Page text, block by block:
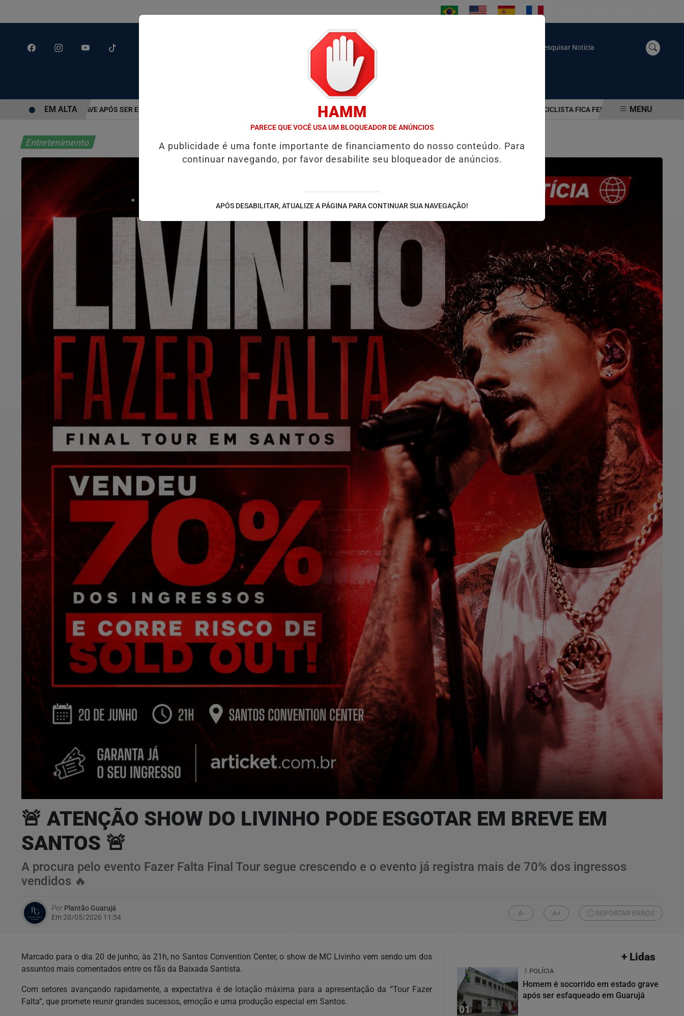
Pesquisar Notícia
NOTÍCIAS / BAIXE AGORA
EM ESTADO GRAVE APÓS SER ESFAQUEADO EM GUARUJÁ HACKER DE GUARUJÁ INVADE TELÕES E EXIBE VÍDEOS PORNOGRÁFICOS NO CEARÁ MOTOCICLISTA FICA FERIDA APÓS SER ATINGIDA
EM ALTA MENU
Entretenimento
🚨 ATENÇÃO SHOW DO LIVINHO PODE ESGOTAR EM BREVE EM
SANTOS 🚨
A procura pelo evento Fazer Falta Final Tour segue crescendo e o evento já registra mais de 70% dos ingressos
vendidos 🔥
Por Plantão Guarujá
Em 20/05/2026 11:54
A- A+ REPORTAR ERROS
Marcado para o dia 20 de junho, às 21h, no Santos Convention Center, o show de MC Livinho vem sendo um dos
assuntos mais comentados entre os fãs da Baixada Santista.
Com setores avançando rapidamente, a expectativa é de lotação máxima para a apresentação da “Tour Fazer
Falta”, que promete reunir grandes sucessos, emoção e uma produção especial em Santos.
+ Lidas
01
POLÍCIA
Homem é socorrido em estado grave
após ser esfaqueado em Guarujá
HAMM
PARECE QUE VOCÊ USA UM BLOQUEADOR DE ANÚNCIOS
A publicidade é uma fonte importante de financiamento do nosso conteúdo. Para
continuar navegando, por favor desabilite seu bloqueador de anúncios.
APÓS DESABILITAR, ATUALIZE A PÁGINA PARA CONTINUAR SUA NAVEGAÇÃO!